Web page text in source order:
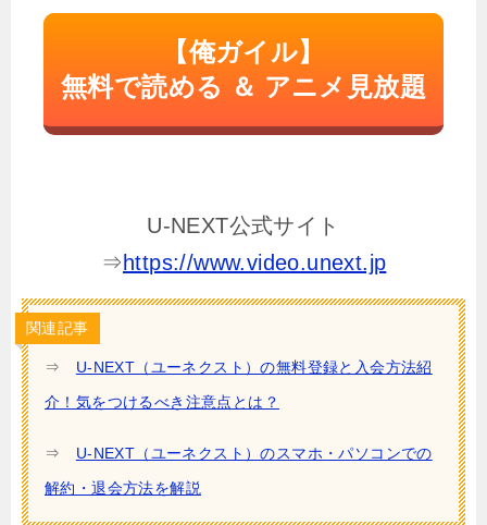
【俺ガイル】
無料で読める ＆ アニメ見放題
U-NEXT公式サイト
⇒ https://www.video.unext.jp
関連記事
⇒ U-NEXT（ユーネクスト）の無料登録と入会方法紹
介！気をつけるべき注意点とは？
⇒ U-NEXT（ユーネクスト）のスマホ・パソコンでの
解約・退会方法を解説